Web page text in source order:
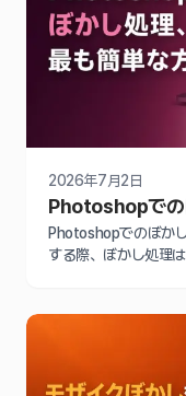
2026年7月2日
Photoshopでの
Photoshopでのぼかし処理、
する際、ぼかし処理
す。その手順をステ